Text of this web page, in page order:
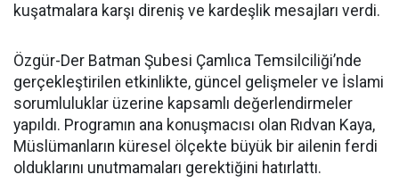
kuşatmalara karşı direniş ve kardeşlik mesajları verdi.
Özgür-Der Batman Şubesi Çamlıca Temsilciliği’nde
gerçekleştirilen etkinlikte, güncel gelişmeler ve İslami
sorumluluklar üzerine kapsamlı değerlendirmeler
yapıldı. Programın ana konuşmacısı olan Rıdvan Kaya,
Müslümanların küresel ölçekte büyük bir ailenin ferdi
olduklarını unutmamaları gerektiğini hatırlattı.